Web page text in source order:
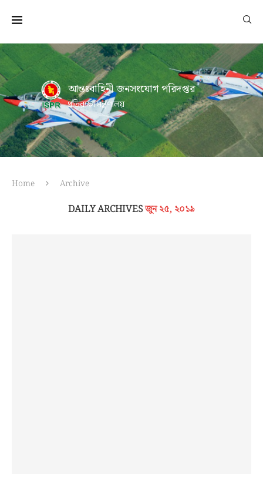
আন্তঃবাহিনী জনসংযোগ পরিদপ্তর
প্রতিরক্ষা মন্ত্রণালয়
Home Archive
DAILY ARCHIVESজুন ২৫, ২০১৯